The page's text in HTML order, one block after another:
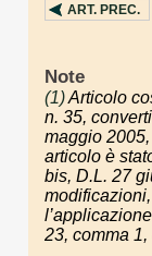
ART. PREC.
Note
(1)Articolo
n. 35,
maggio
articolo è
bis, D.L. 27
23, comma